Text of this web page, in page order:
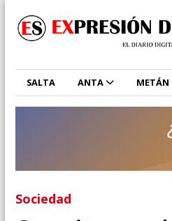
SALTA ANTA METÁN
Sociedad